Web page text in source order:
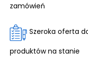
zamówień
Szeroka oferta
produktów na stanie